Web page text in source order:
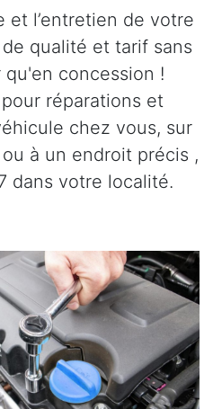
et l’entretien de votre
qualité et tarif sans
concession !
réparations et
chez vous, sur
à un endroit précis ,
dans votre localité.